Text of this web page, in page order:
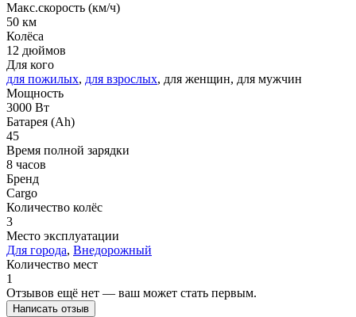
Макс.скорость (км/ч)
50 км
Колёса
12 дюймов
Для кого
для пожилых, для взрослых, для женщин, для мужчин
Мощность
3000 Вт
Батарея (Ah)
45
Время полной зарядки
8 часов
Бренд
Cargo
Количество колёс
3
Место эксплуатации
Для города, Внедорожный
Количество мест
1
Отзывов ещё нет — ваш может стать первым.
Написать отзыв